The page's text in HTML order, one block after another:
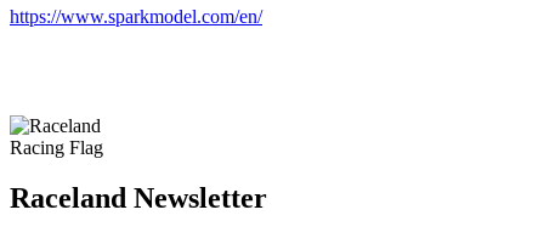
https://www.sparkmodel.com/en/
Raceland Newsletter